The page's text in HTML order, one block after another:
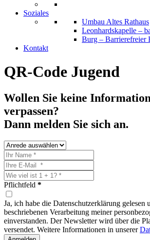
Soziales
Umbau Altes Rathaus
Leonhardskapelle –
Burg – Barrierefreier
Kontakt
QR-Code Jugend
Wollen Sie keine
verpassen?
Dann melden Sie sich an.
Pflichtfeld *
Ja, ich habe die Datenschutzerklärung gelesen
beschriebenen Verarbeitung meiner
einverstanden. Der Newsletter wird über die
versendet. Weitere Informationen in unserer